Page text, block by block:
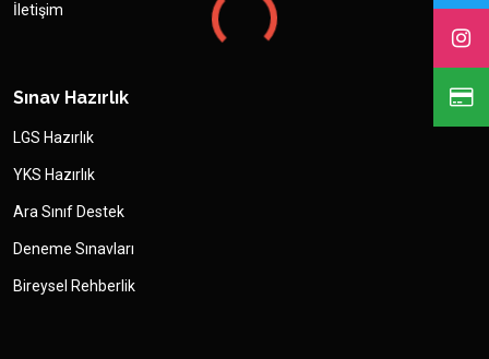
İletişim
Sınav Hazırlık
LGS Hazırlık
YKS Hazırlık
Ara Sınıf Destek
Deneme Sınavları
Bireysel Rehberlik